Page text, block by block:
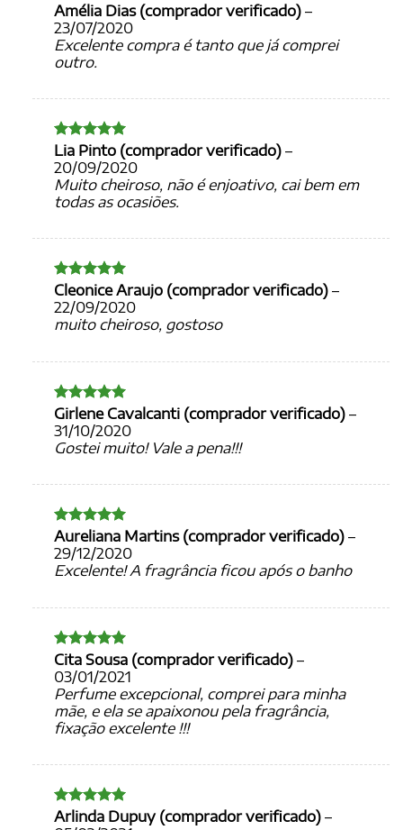
Avaliação5
de 5
Amélia Dias (comprador verificado) –
23/07/2020
Excelente compra é tanto que já comprei
outro.
Avaliação 5
de 5
Lia Pinto (comprador verificado) –
20/09/2020
Muito cheiroso, não é enjoativo, cai bem em
todas as ocasiões.
Avaliação5
de 5
Cleonice Araujo (comprador verificado) –
22/09/2020
muito cheiroso, gostoso
Avaliação5
de 5
Girlene Cavalcanti (comprador verificado) –
31/10/2020
Gostei muito! Vale a pena!!!
Avaliação5
de 5
Aureliana Martins (comprador verificado) –
29/12/2020
Excelente! A fragrância ficou após o banho
Avaliação5
de 5
Cita Sousa (comprador verificado) –
03/01/2021
Perfume excepcional, comprei para minha
mãe, e ela se apaixonou pela fragrância,
fixação excelente !!!
Avaliação5
Arlinda Dupuy (comprador verificado) –